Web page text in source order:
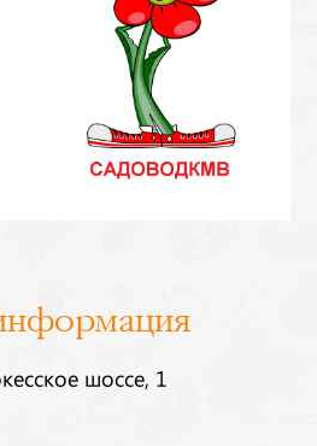
шоссе, 1